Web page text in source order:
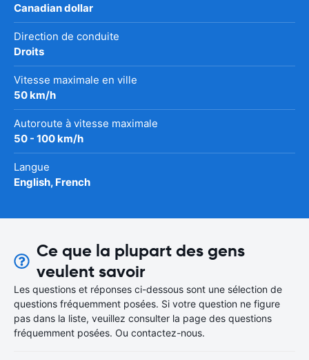
Canadian dollar
Direction de conduite
Droits
Vitesse maximale en ville
50 km/h
Autoroute à vitesse maximale
50 - 100 km/h
Langue
English, French
Ce que la plupart des gens
veulent savoir
Les questions et réponses ci-dessous sont une sélection de
questions fréquemment posées. Si votre question ne figure
pas dans la liste, veuillez consulter la page des questions
fréquemment posées. Ou contactez-nous.